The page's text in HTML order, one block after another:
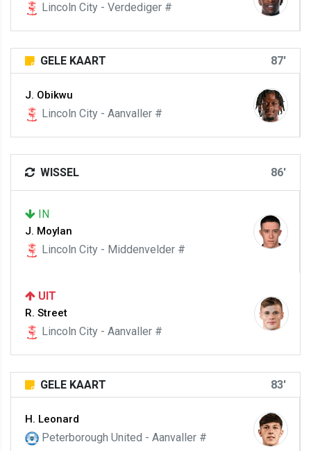
Lincoln City - Verdediger #
GELE KAART 87'
J. Obikwu
Lincoln City - Aanvaller #
WISSEL 86'
IN
J. Moylan
Lincoln City - Middenvelder #
UIT
R. Street
Lincoln City - Aanvaller #
GELE KAART 83'
H. Leonard
Peterborough United - Aanvaller #